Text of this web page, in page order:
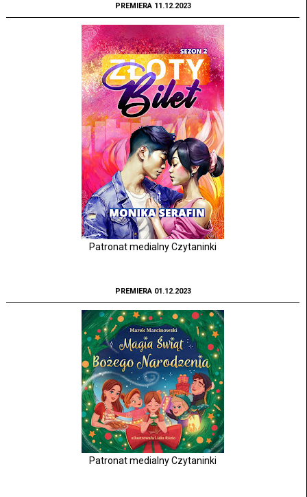
PREMIERA 11.12.2023
Patronat medialny Czytaninki
PREMIERA 01.12.2023
Patronat medialny Czytaninki